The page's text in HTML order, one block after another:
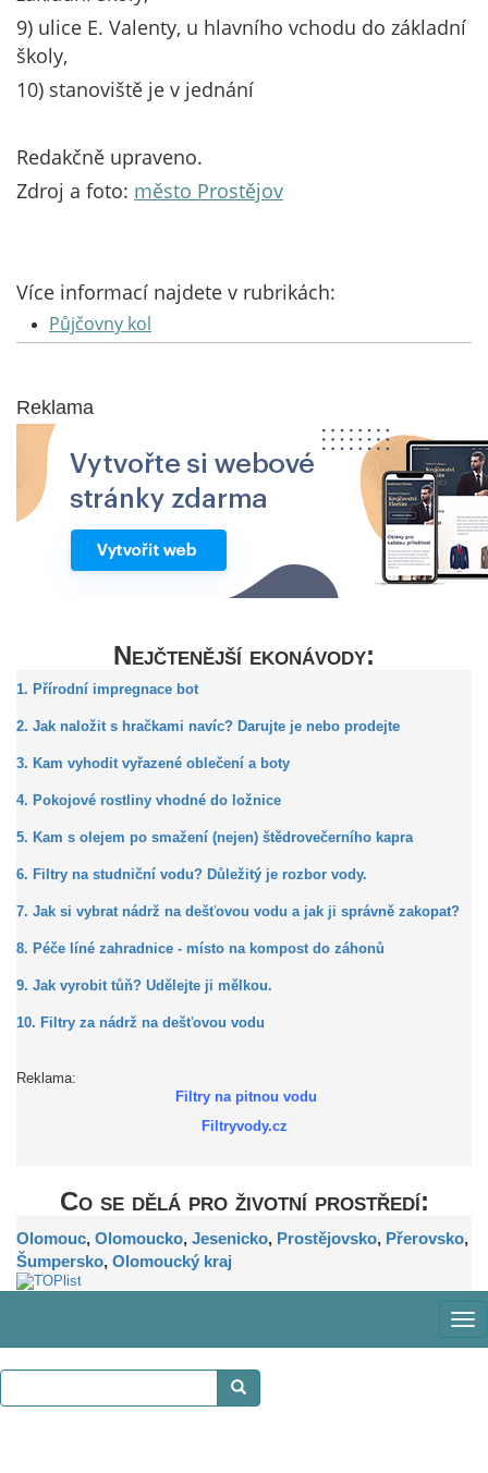
9) ulice E. Valenty, u hlavního vchodu do základní
školy,
10) stanoviště je v jednání
Redakčně upraveno.
Zdroj a foto: město Prostějov
Více informací najdete v rubrikách:
Půjčovny kol
Reklama
Nejčtenější ekonávody:
1. Přírodní impregnace bot
2. Jak naložit s hračkami navíc? Darujte je nebo prodejte
3. Kam vyhodit vyřazené oblečení a boty
4. Pokojové rostliny vhodné do ložnice
5. Kam s olejem po smažení (nejen) štědrovečerního kapra
6. Filtry na studniční vodu? Důležitý je rozbor vody.
7. Jak si vybrat nádrž na dešťovou vodu a jak ji správně zakopat?
8. Péče líné zahradnice - místo na kompost do záhonů
9. Jak vyrobit tůň? Udělejte ji mělkou.
10. Filtry za nádrž na dešťovou vodu
Reklama:
Filtry na pitnou vodu
Filtryvody.cz
Co se dělá pro životní prostředí:
Olomouc, Olomoucko, Jesenicko, Prostějovsko, Přerovsko,
Šumpersko, Olomoucký kraj